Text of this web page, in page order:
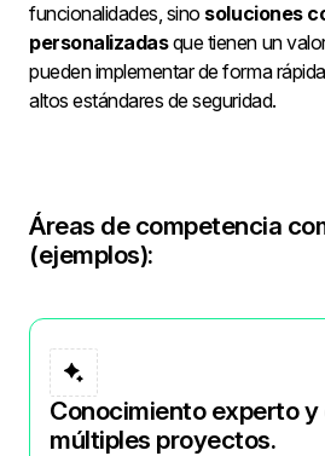
funcionalidades, sino soluciones
personalizadasque tienen un
pueden implementar de forma
altos estándares de seguridad.
Áreas de competencia
(ejemplos):
Conocimiento experto
múltiples proyectos.